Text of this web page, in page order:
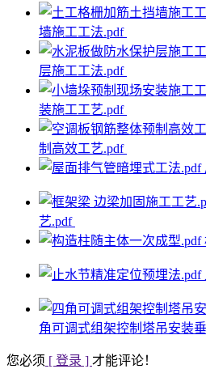
墙施工工法.pdf
层施工工法.pdf
装施工工艺.pdf
制高效工艺.pdf
艺.pdf
角可调式组架控制塔吊安装
您必须 [ 登录 ] 才能评论！